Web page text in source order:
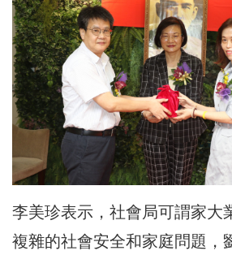
李美珍表示，社會局可謂家大
複雜的社會安全和家庭問題，